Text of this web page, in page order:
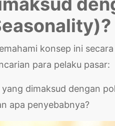
konsep ini
para pelaku pasar:
yang dimaksud dengan
apa penyebabnya?